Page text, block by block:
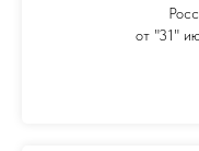
от "31"